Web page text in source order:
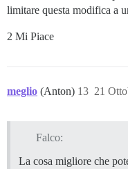
limitare questa modifica a
2 Mi Piace
meglio (Anton) 21
13
Falco:
La cosa migliore che